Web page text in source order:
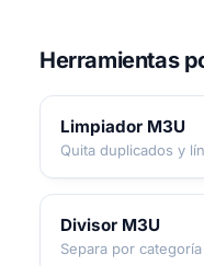
Herramientas
Limpiador M3U
Quita duplicados y
Divisor M3U
Separa por